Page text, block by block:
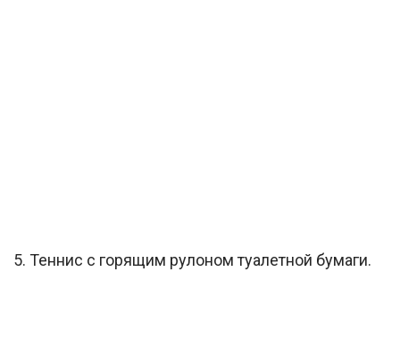
5. Теннис с горящим рулоном туалетной бумаги.